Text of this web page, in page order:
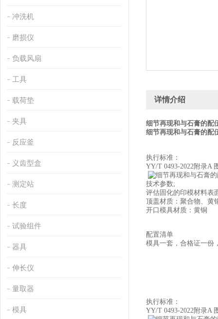
冲洗机
磨损仪
负载风扇
工具
载荷垫
夹具
反应釜
义齿型盒
测定站
长度
试验组件
器具
伸长仪
量取器
模具
详情介绍
细节再现和与石膏的配
细节再现和与石膏的配
执行标准：
YY/T 0493-2022附录A
技术参数;
评估固化的印模材料表
顶盖材质：聚合物、黄
开口模具材质：黄铜
配置清单
模具一套，合格证一份
执行标准：
YY/T 0493-2022附录A